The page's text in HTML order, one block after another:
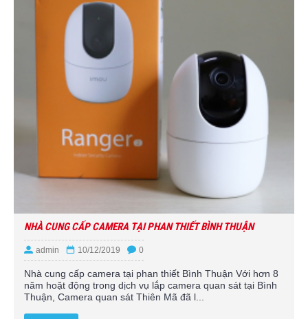
NHÀ CUNG CẤP CAMERA TẠI PHAN THIẾT BÌNH THUẬN
admin 10/12/2019 0
Nhà cung cấp camera tại phan thiết Bình Thuận Với hơn 8
năm hoặt động trong dịch vụ lắp camera quan sát tại Bình
Thuận, Camera quan sát Thiên Mã đã l...